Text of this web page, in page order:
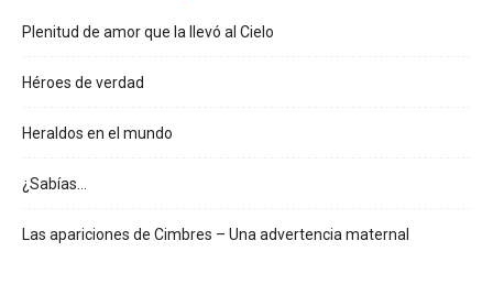
Plenitud de amor que la llevó al Cielo
Héroes de verdad
Heraldos en el mundo
¿Sabías…
Las apariciones de Cimbres – Una advertencia maternal